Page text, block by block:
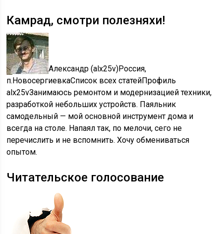
Камрад, смотри полезняхи!
Александр (alx25v)Россия,
п.НовосергиевкаСписок всех статейПрофиль
alx25vЗанимаюсь ремонтом и модернизацией техники,
разработкой небольших устройств. Паяльник
самодельный — мой основной инструмент дома и
всегда на столе. Напаял так, по мелочи, сего не
перечислить и не вспомнить. Хочу обмениваться
опытом.
Читательское голосование